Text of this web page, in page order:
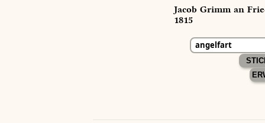
Jacob Grimm an
1815